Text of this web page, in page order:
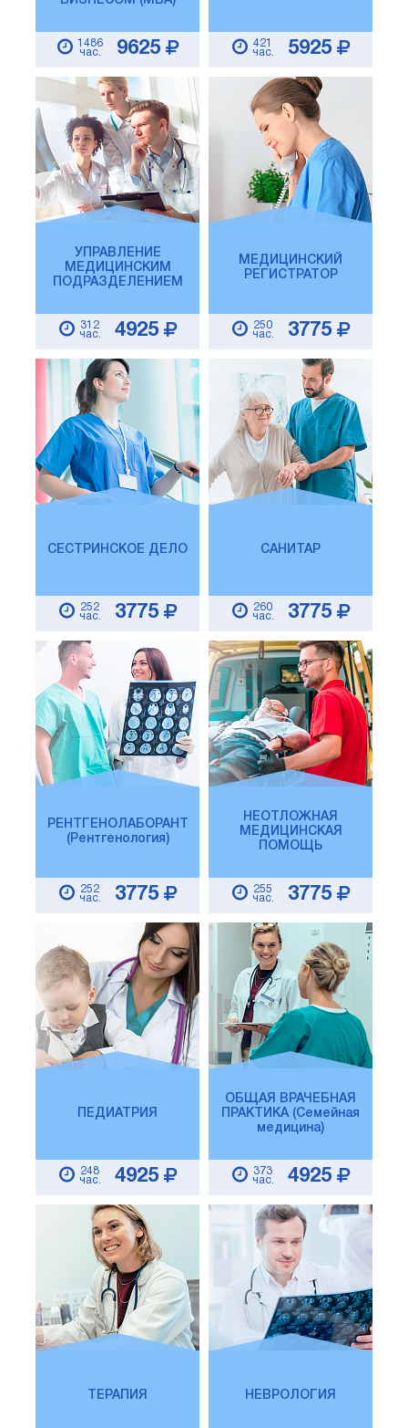
1486
час.
9625
421
час.
5925
УПРАВЛЕНИЕ
МЕДИЦИНСКИМ
ПОДРАЗДЕЛЕНИЕМ
312
час.
4925
МЕДИЦИНСКИЙ
РЕГИСТРАТОР
250
час.
3775
СЕСТРИНСКОЕ ДЕЛО
252
час.
3775
САНИТАР
260
час.
3775
РЕНТГЕНОЛАБОРАНТ
(Рентгенология)
252
час.
3775
НЕОТЛОЖНАЯ
МЕДИЦИНСКАЯ
ПОМОЩЬ
255
час.
3775
ПЕДИАТРИЯ
248
час.
4925
ОБЩАЯ ВРАЧЕБНАЯ
ПРАКТИКА (Семейная
медицина)
373
час.
4925
ТЕРАПИЯ НЕВРОЛОГИЯ